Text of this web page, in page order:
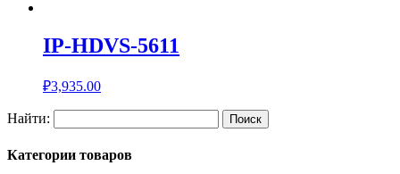
IP-HDVS-5611
₽3,935.00
Найти:
Категории товаров